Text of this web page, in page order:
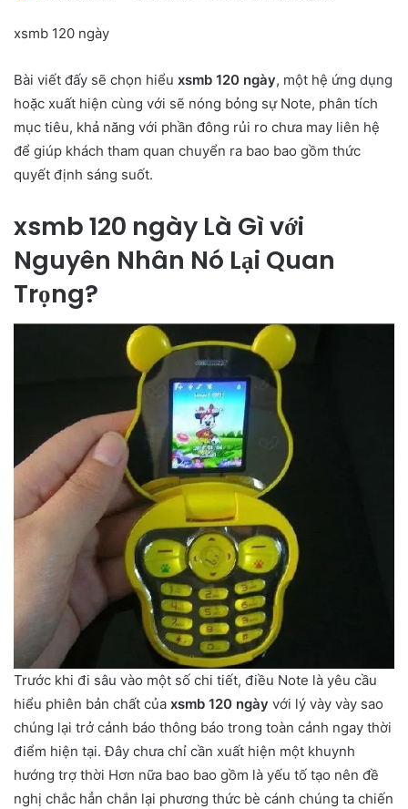
xsmb 120 ngày
Bài viết đấy sẽ chọn hiểu xsmb 120 ngày, một hệ ứng dụng
hoặc xuất hiện cùng với sẽ nóng bỏng sự Note, phân tích
mục tiêu, khả năng với phần đông rủi ro chưa may liên hệ
để giúp khách tham quan chuyển ra bao bao gồm thức
quyết định sáng suốt.
xsmb 120 ngày Là Gì với
Nguyên Nhân Nó Lại Quan
Trọng?
Trước khi đi sâu vào một số chi tiết, điều Note là yêu cầu
hiểu phiên bản chất của xsmb 120 ngày với lý vày vày sao
chúng lại trở cảnh báo thông báo trong toàn cảnh ngay thời
điểm hiện tại. Đây chưa chỉ cần xuất hiện một khuynh
hướng trợ thời Hơn nữa bao bao gồm là yếu tố tạo nên đề
nghị chắc hẳn chắn lại phương thức bè cánh chúng ta chiến